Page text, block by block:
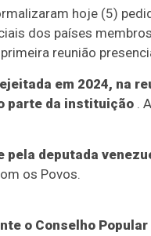
hoje (5)
dos países
reunião
em 2024, na
parte da instituição .
deputada
os Povos.
o Conselho